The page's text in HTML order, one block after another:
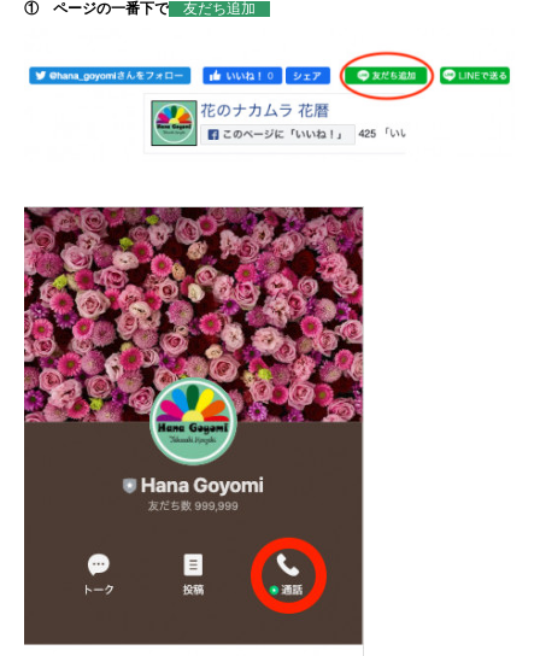
① ページの一番下で 友だち追加